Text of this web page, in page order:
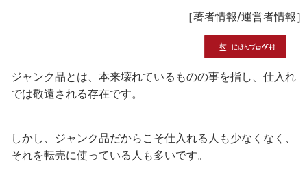
［著者情報/運営者情報 ］
ジャンク品とは、本来壊れているものの事を指し、仕入れ
では敬遠される存在です。
しかし、ジャンク品だからこそ仕入れる人も少なくなく、
それを転売に使っている人も多いです。